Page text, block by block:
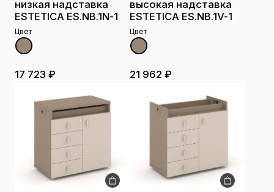
низкая надставка
ESTETICA ES.NB.1N-1
Цвет
17 723 ₽
высокая надставка
ESTETICA ES.NB.1V-1
Цвет
21 962 ₽